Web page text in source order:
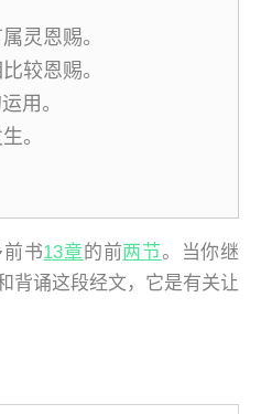
灵恩赐。
较恩赐。
用。
。
书13章的前两节。当你继
背诵这段经文，它是有关让